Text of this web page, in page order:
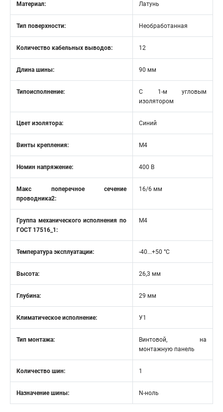
Материал: Латунь
Тип поверхности: Необработанная
Количество кабельных выводов: 12
Длина шины: 90 мм
Типоисполнение:
С 1-м угловым
изолятором
Цвет изолятора: Синий
Винты крепления: М4
Номин напряжение: 400 В
Макс поперечное сечение
проводника2:
16/6 мм
Группа механического исполнения по
ГОСТ 17516_1:
М4
Температура эксплуатации: -40...+50 °C
Высота: 26,3 мм
Глубина: 29 мм
Климатическое исполнение: У1
Тип монтажа:
Винтовой, на
монтажную панель
Количество шин: 1
Назначение шины: N-ноль